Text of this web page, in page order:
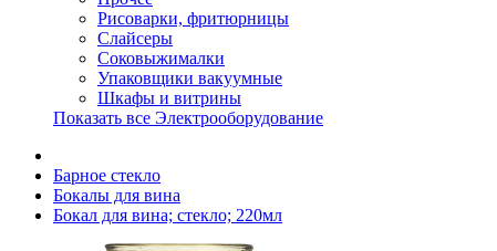
Рисоварки, фритюрницы
Слайсеры
Соковыжималки
Упаковщики вакуумные
Шкафы и витрины
Показать все Электрооборудование
Барное стекло
Бокалы для вина
Бокал для вина; стекло; 220мл